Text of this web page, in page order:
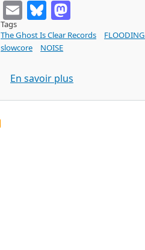
EmailBluesky
Tags
The Ghost Is Clear Records
FLOODING
slowcore
NOISE
En savoir plus